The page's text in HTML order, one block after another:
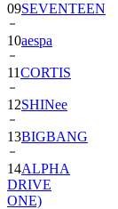
09SEVENTEEN
10aespa
11CORTIS
12SHINee
13BIGBANG
14ALPHA
DRIVE
ONE)